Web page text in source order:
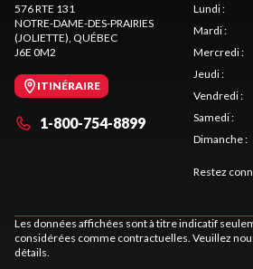
576 RTE 131
NOTRE-DAME-DES-PRAIRIES
(JOLIETTE) , QUÉBEC
J6E 0M2
ITINÉRAIRE
1-800-754-8899
Lundi:
Mardi:
Mercredi:
Jeudi:
Vendredi:
Samedi:
Dimanche:
Restez
Les données affichées sont à titre indicatif
considérées comme contractuelles. Veuillez
détails.